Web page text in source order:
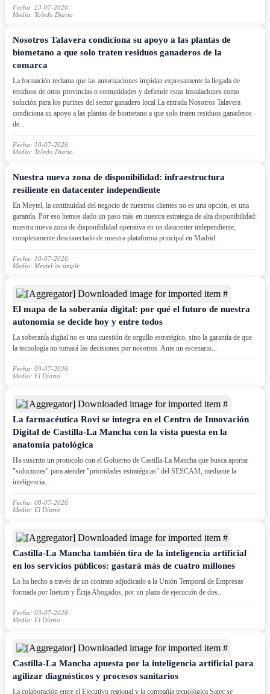
Fecha: 23-07-2026
Medio: Toledo Diario
Nosotros Talavera condiciona su apoyo a las plantas de
biometano a que solo traten residuos ganaderos de la
comarca
La formación reclama que las autorizaciones impidan expresamente la llegada de
residuos de otras provincias o comunidades y defiende estas instalaciones como
solución para los purines del sector ganadero local La entrada Nosotros Talavera
condiciona su apoyo a las plantas de biometano a que solo traten residuos ganaderos
de...
Fecha: 10-07-2026
Medio: Toledo Diario
Nuestra nueva zona de disponibilidad: infraestructura
resiliente en datacenter independiente
En Meytel, la continuidad del negocio de nuestros clientes no es una opción, es una
garantía. Por eso hemos dado un paso más en nuestra estrategia de alta disponibilidad:
nuestra nueva zona de disponibilidad operativa en un datacenter independiente,
completamente desconectado de nuestra plataforma principal en Madrid.
Fecha: 10-07-2026
Medio: Meytel its simple
El mapa de la soberanía digital: por qué el futuro de nuestra
autonomía se decide hoy y entre todos
La soberanía digital no es una cuestión de orgullo estratégico, sino la garantía de que
la tecnología no tomará las decisiones por nosotros. Ante un escenario...
Fecha: 09-07-2026
Medio: El Diario
La farmacéutica Rovi se integra en el Centro de Innovación
Digital de Castilla-La Mancha con la vista puesta en la
anatomía patológica
Ha suscrito un protocolo con el Gobierno de Castilla-La Mancha que busca aportar
"soluciones" para atender "prioridades estratégicas" del SESCAM, mediante la
inteligencia...
Fecha: 08-07-2026
Medio: El Diario
Castilla-La Mancha también tira de la inteligencia artificial
en los servicios públicos: gastará más de cuatro millones
Lo ha hecho a través de un contrato adjudicado a la Unión Temporal de Empresas
formada por Inetum y Écija Abogados, por un plazo de ejecución de dos...
Fecha: 03-07-2026
Medio: El Diario
Castilla-La Mancha apuesta por la inteligencia artificial para
agilizar diagnósticos y procesos sanitarios
La colaboración entre el Ejecutivo regional y la compañía tecnológica Satec se